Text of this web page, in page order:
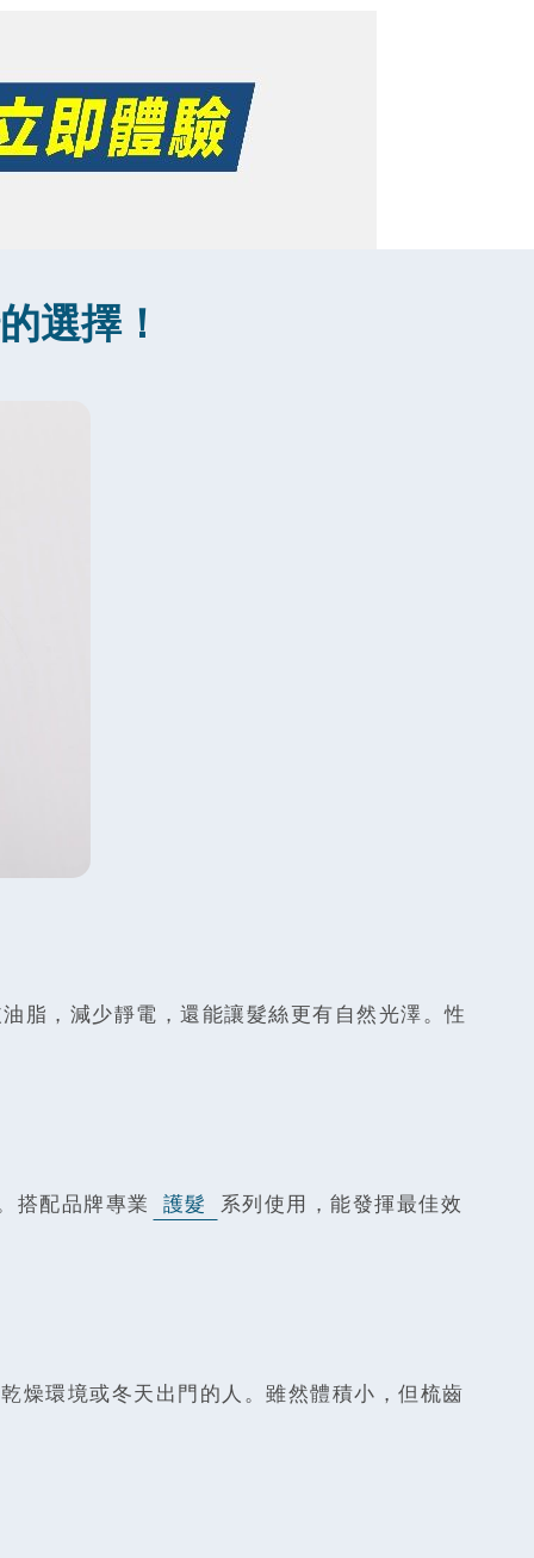
選擇！
脂，減少靜電，還能讓髮絲更有自然光澤。性
搭配品牌專業 護髮 系列使用，能發揮最佳效
燥環境或冬天出門的人。雖然體積小，但梳齒